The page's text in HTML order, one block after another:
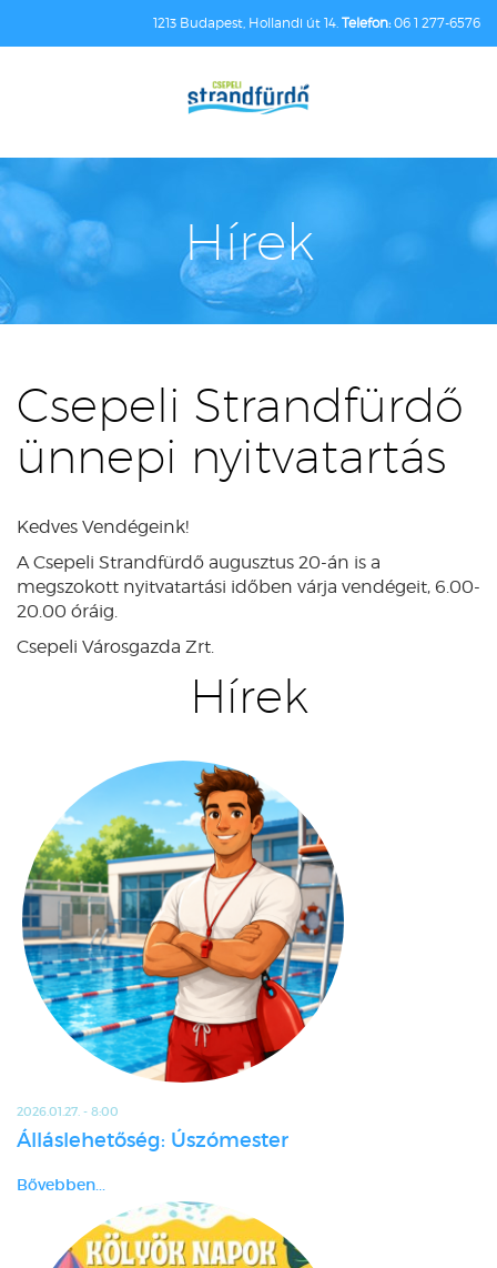
1213 Budapest, Hollandi út 14. Telefon:06 1 277-6576
Hírek
Csepeli Strandfürdő
ünnepi nyitvatartás
Kedves Vendégeink!
A Csepeli Strandfürdő augusztus 20-án is a
megszokott nyitvatartási időben várja vendégeit, 6.00-
20.00 óráig.
Csepeli Városgazda Zrt.
Hírek
2026.01.27. - 8:00
Álláslehetőség: Úszómester
Bővebben...